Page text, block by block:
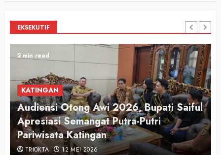
EKSEKUTIF
2 min read
KATINGAN
Audiensi Otong Awi 2026, Bupati Saiful
Apresiasi Semangat Putra-Putri
Pariwisata Katingan
TRIOKTA 12 MEI 2026